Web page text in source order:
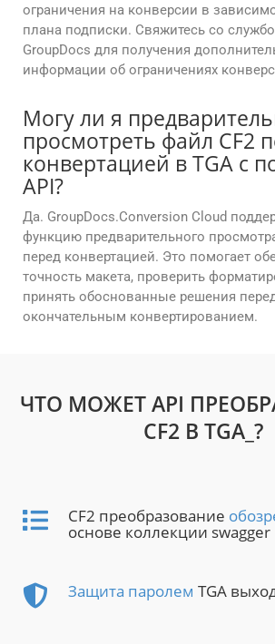
ограничения на конверсии в
плана подписки. Свяжитесь со
GroupDocs для получения
информации об ограничениях
Могу ли я
просмотреть файл CF2
конвертацией в TGA с
API?
Да. GroupDocs.Conversion Cloud
функцию предварительного
перед конвертацией. Это помогает
точность макета, проверить
принять обоснованные решения
окончательным конвертированием.
ЧТО МОЖЕТ API
CF2 В TGA_?
CF2 преобразование
основе коллекции swagger
Защита паролем TGA